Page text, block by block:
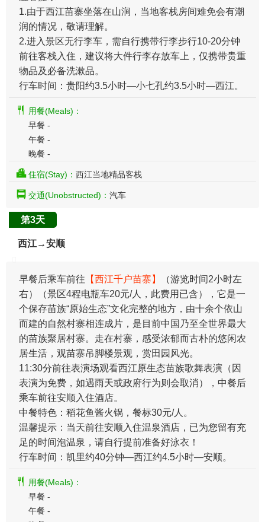
1.由于西江苗寨坐落在山涧，当地客栈房间难免会有潮
润的情况，敬请理解。
2.进入景区无行李车，需自行携带行李步行10-20分钟
前往客栈入住，建议将大件行李存放车上，仅携带贵重
物品及必备洗漱品。
行车时间：贵阳约3.5小时—小七孔约3.5小时—西江。
用餐(Meals)：
早餐 -
午餐 -
晚餐 -
住宿(Stay)： 西江当地精品客栈
交通(Unobstructed)： 汽车
第3天
西江→安顺
​早餐后乘车前往 【西江千户苗寨】
（游览时间2小时左
右）（景区4程电瓶车20元/人，此费用已含），它是一
个保存苗族“原始生态”文化完整的地方，由十余个依山
而建的自然村寨相连成片，是目前中国乃至全世界最大
的苗族聚居村寨。走在村寨，感受浓郁而古朴的悠闲农
居生活，观苗寨吊脚楼景观，赏田园风光。
11:30分前往表演场观看西江原生态苗族歌舞表演（因
表演为免费，如遇雨天或政府行为则会取消），中餐后
乘车前往安顺入住酒店。
中餐特色：稻花鱼酱火锅，餐标30元/人。
温馨提示：当天前往安顺入住温泉酒店，已为您留有充
足的时间泡温泉，请自行提前准备好泳衣！
行车时间：凯里约40分钟—西江约4.5小时—安顺。
用餐(Meals)：
早餐 -
午餐 -